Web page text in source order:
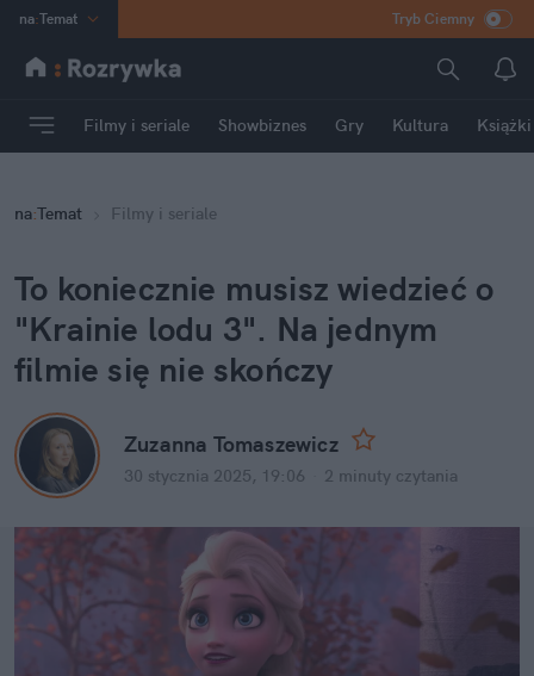
na:Temat
INN Poland
mama
Rozrywka
Tryb Ciemny
Filmy i seriale Showbiznes Gry Kultura Książki
na:Temat Filmy i seriale
To koniecznie musisz wiedzieć o
"Krainie lodu 3". Na jednym
filmie się nie skończy
Zuzanna Tomaszewicz
30 stycznia 2025, 19:06 2 minuty czytania